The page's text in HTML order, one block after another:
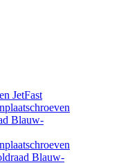
JetFast
Blauw-
Blauw-